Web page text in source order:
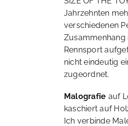
Jahrzehnten
verschiedenen
Rennsport
nicht eindeutig
zugeordnet.
Malografie auf
kaschiert auf
Ich verbinde